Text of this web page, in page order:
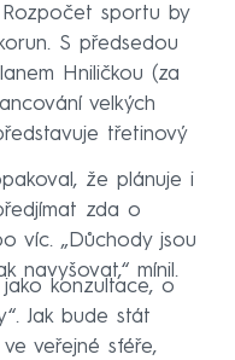
sportu by
S předsedou
Hniličkou (za
velkých
třetinový
že plánuje i
zda o
víc. „Důchody jsou
navyšovat,“ mínil.
konzultace, o
Jak bude stát
veřejné sféře,